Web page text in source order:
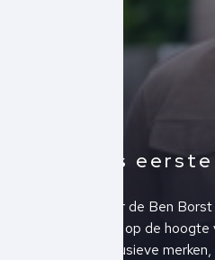
Altijd als
Schrijf je in voor de Ben
altijd als eerste op de
collecties, exclusieve